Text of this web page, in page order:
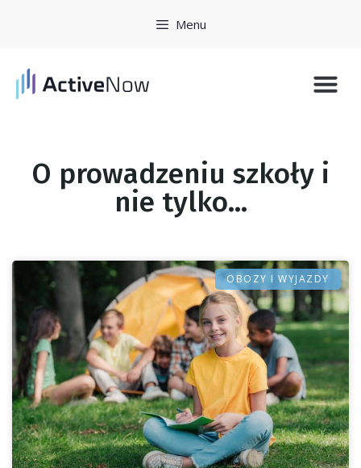
Menu
O prowadzeniu szkoły i
nie tylko...
OBOZY I WYJAZDY